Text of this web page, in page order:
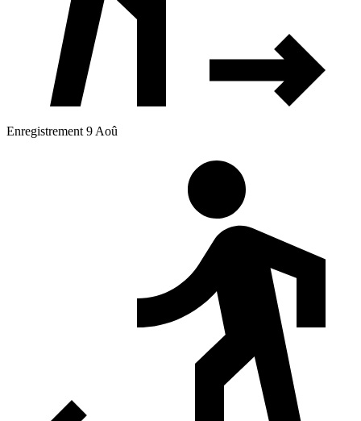
Enregistrement 9 Aoû